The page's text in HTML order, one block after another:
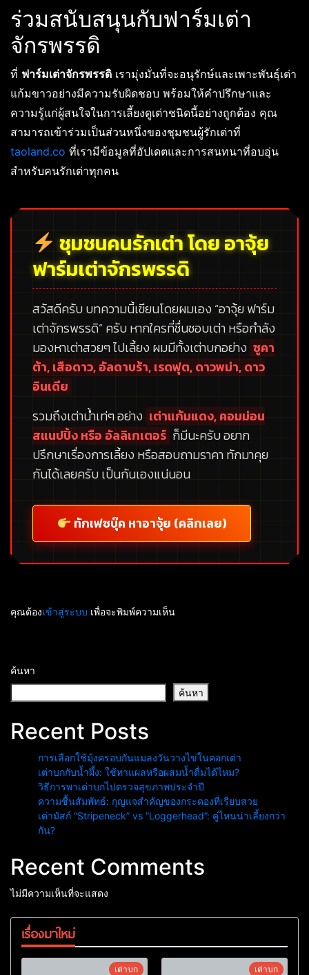
ร่วมสนับสนุนกับฟาร์มเต่า
จักรพรรดิ
ที่ ฟาร์มเต่าจักรพรรดิ เรามุ่งมั่นที่จะอนุรักษ์และเพาะพันธุ์เต่า
แก้มขาวอย่างมีความรับผิดชอบ พร้อมให้คำปรึกษาและ
ความรู้แก่ผู้สนใจในการเลี้ยงดูเต่าชนิดนี้อย่างถูกต้อง คุณ
สามารถเข้าร่วมเป็นส่วนหนึ่งของชุมชนผู้รักเต่าที่
taoland.co ที่เรามีข้อมูลที่อัปเดตและการสนทนาที่อบอุ่น
สำหรับคนรักเต่าทุกคน
ชุมชนคนรักเต่า โดย อาจุ้ย
ฟาร์มเต่าจักรพรรดิ
สวัสดีครับ บทความนี้เขียนโดยผมเอง “อาจุ้ย ฟาร์ม
เต่าจักรพรรดิ”ครับ หากใครที่ชื่นชอบเต่า หรือกำลัง
มองหาเต่าสวยๆ ไปเลี้ยง ผมมีทั้งเต่าบกอย่าง ซูคา
ต้า, เสือดาว, อัลดาบร้า, เรดฟุต, ดาวพม่า, ดาว
อินเดีย
รวมถึงเต่าน้ำเท่ๆ อย่าง เต่าแก้มแดง, คอมม่อน
สแนปปิ้ง หรือ อัลลิเกเตอร์ ก็มีนะครับ อยาก
ปรึกษาเรื่องการเลี้ยง หรือสอบถามราคา ทักมาคุย
กันได้เลยครับ เป็นกันเองแน่นอน
ทักเฟซบุ๊ค หาอาจุ้ย (คลิกเลย)
คุณต้องเข้าสู่ระบบ เพื่อจะพิมพ์ความเห็น
ค้นหา
ค้นหา
Recent Posts
การเลือกใช้มุ้งครอบกันแมลงวันวางไข่ในคอกเต่า
เต่าบกกับน้ำผึ้ง: ใช้ทาแผลหรือผสมน้ำดื่มได้ไหม?
วิธีการพาเต่าบกไปตรวจสุขภาพประจำปี
ความชื้นสัมพัทธ์: กุญแจสำคัญของกระดองที่เรียบสวย
เต่ามัสก์ “Stripeneck” vs “Loggerhead”: คู่ไหนน่าเลี้ยงกว่า
กัน?
Recent Comments
ไม่มีความเห็นที่จะแสดง
เรื่องมาใหม่
เต่าบก เต่าบก